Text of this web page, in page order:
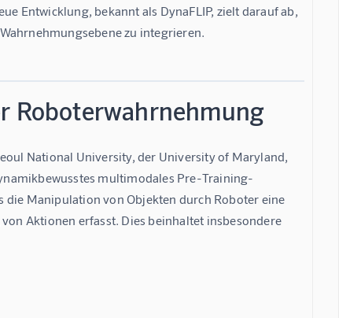
Entwicklung, bekannt als DynaFLIP, zielt darauf ab,
zu integrieren.
Roboterwahrnehmung
National University, der University of Maryland,
multimodales Pre-Training-
die Manipulation von Objekten durch Roboter eine
Aktionen erfasst. Dies beinhaltet insbesondere